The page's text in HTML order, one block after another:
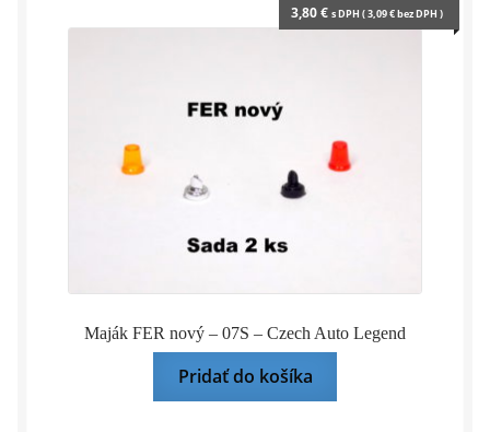
Maják FER nový – 07S – Czech Auto Legend
3,80€ s DPH (3,09€bez DPH )
Pridať do košíka